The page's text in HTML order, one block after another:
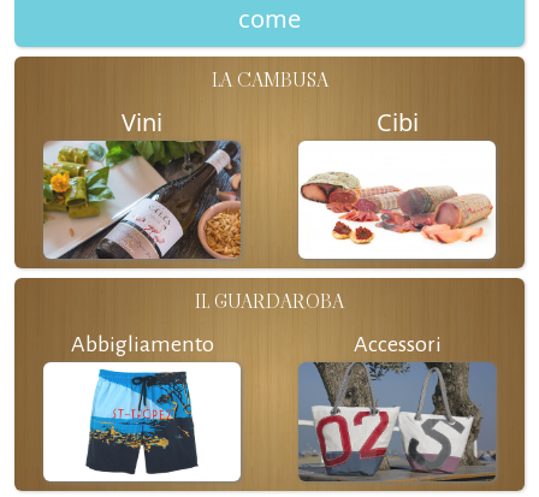
come
LA CAMBUSA
Vini Cibi
IL GUARDAROBA
Abbigliamento Accessori